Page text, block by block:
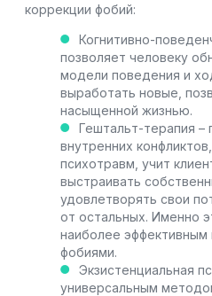
коррекции фобий:
Когнитивно-
позволяет человеку
модели поведения и
выработать новые,
насыщенной жизнью.
Гештальт-терапия –
внутренних
психотравм, учит
выстраивать
удовлетворять свои
от остальных. Именно
наиболее
фобиями.
Экзистенциальная
универсальным